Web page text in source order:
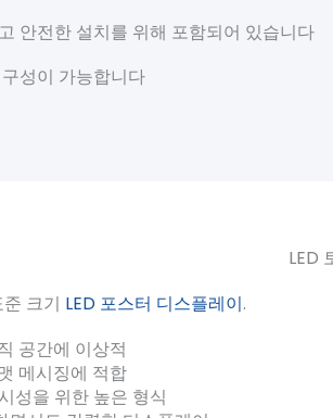
안전한 설치를 위해 포함되어 있습니다
성이 가능합니다
LED
크기 LED 포스터 디스플레이.
공간에 이상적
메시징에 적합
성을 위한 높은 형식